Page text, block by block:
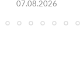
07.08.2026